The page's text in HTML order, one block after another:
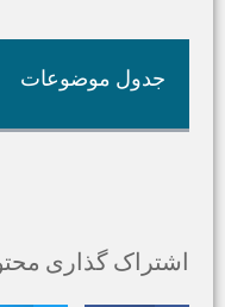
جدول موضوعات
اشتراک گذاری